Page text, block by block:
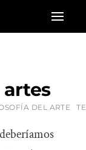
artes
DEL ARTE